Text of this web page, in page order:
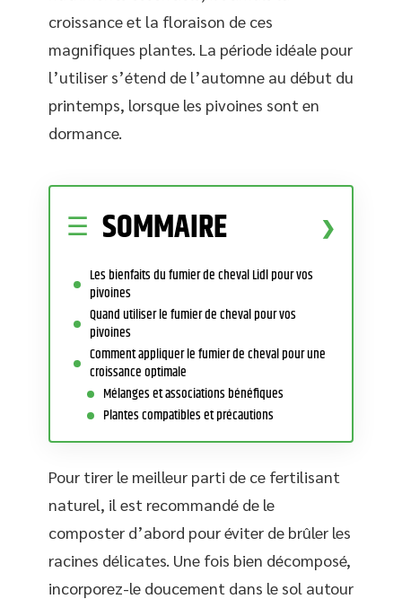
croissance et la floraison de ces
magnifiques plantes. La période idéale pour
l’utiliser s’étend de l’automne au début du
printemps, lorsque les pivoines sont en
dormance.
SOMMAIRE
Les bienfaits du fumier de cheval Lidl pour vos
pivoines
Quand utiliser le fumier de cheval pour vos
pivoines
Comment appliquer le fumier de cheval pour une
croissance optimale
Mélanges et associations bénéfiques
Plantes compatibles et précautions
Pour tirer le meilleur parti de ce fertilisant
naturel, il est recommandé de le
composter d’abord pour éviter de brûler les
racines délicates. Une fois bien décomposé,
incorporez-le doucement dans le sol autour